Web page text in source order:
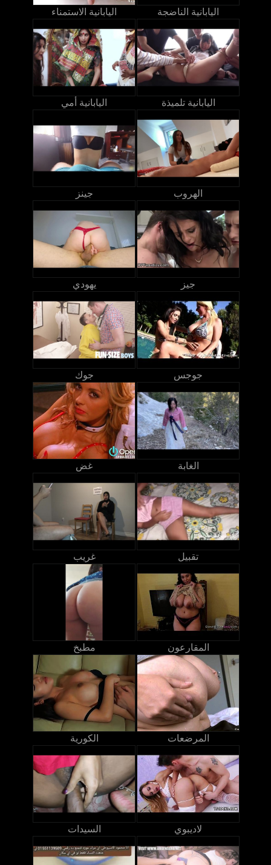
اليابانية الاستمناء اليابانية الناضجة
اليابانية أمي اليابانية تلميذة
جينز الهروب
يهودي جيز
جوك جوجس
غض الغابة
غريب تقبيل
مطبخ المقارعون
الكورية المرضعات
السيدات لاديبوي